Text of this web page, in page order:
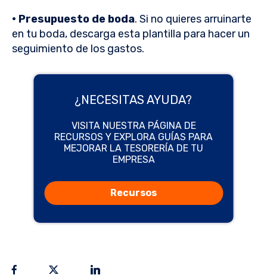
· Presupuesto de boda. Si no quieres arruinarte
en tu boda, descarga esta plantilla para hacer un
seguimiento de los gastos.
¿NECESITAS AYUDA?
VISITA NUESTRA PÁGINA DE
RECURSOS Y EXPLORA GUÍAS PARA
MEJORAR LA TESORERÍA DE TU
EMPRESA
Recursos